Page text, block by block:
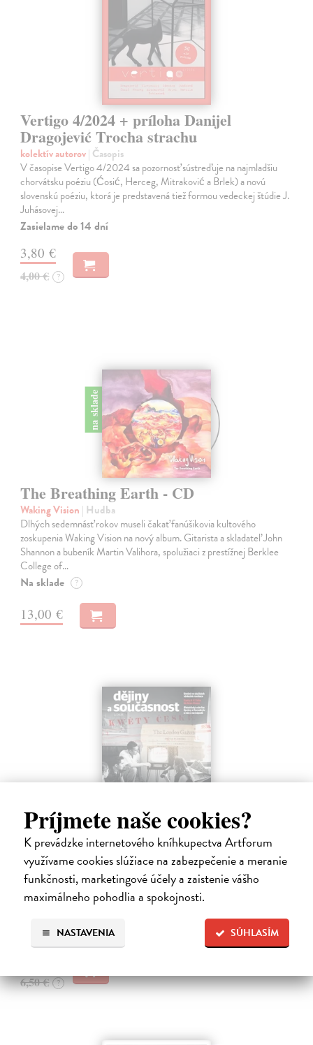
Príjmete naše cookies?
K prevádzke internetového kníhkupectva Artforum
využívame cookies slúžiace na zabezpečenie a meranie
funkčnosti, marketingové účely a zaistenie vášho
maximálneho pohodlia a spokojnosti.
SÚHLASÍM
NASTAVENIA
Vertigo 4/2024 + príloha Danijel
Dragojević Trocha strachu
kolektív autorov| Časopis
V časopise Vertigo 4/2024 sa pozornosť sústreďuje na najmladšiu
chorvátsku poéziu (Ćosić, Herceg, Mitraković a Brlek) a novú
slovenskú poéziu, ktorá je predstavená tiež formou vedeckej štúdie J.
Juhásovej…
Zasielame do 14 dní
3,80 €
4,00 € ?
na sklade
The Breathing Earth - CD
Waking Vision | Hudba
Dlhých sedemnásť rokov museli čakať fanúšikovia kultového
zoskupenia Waking Vision na nový album. Gitarista a skladateľ John
Shannon a bubeník Martin Valihora, spolužiaci z prestížnej Berklee
College of…
Na sklade ?
13,00 €
Dějiny a současnost 2/2026
kolektív autorov| Časopis
Odborně popularizační časopis Média a jejich nezávislost, ale také
jejich vliv (v pozitivním i negativním smyslu) a moc, to vše je
komplexní problematika, která povětšinou postrádá jednoduché a
Zasielame do 12 dní
6,50 € ?